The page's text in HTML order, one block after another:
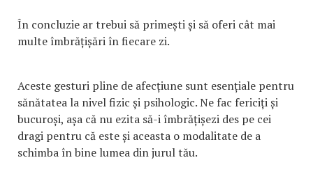
În concluzie ar trebui să primești și să oferi cât mai
multe îmbrățișări în fiecare zi.
Aceste gesturi pline de afecțiune sunt esențiale pentru
sănătatea la nivel fizic și psihologic. Ne fac fericiți și
bucuroși, așa că nu ezita să-i îmbrățișezi des pe cei
dragi pentru că este și aceasta o modalitate de a
schimba în bine lumea din jurul tău.